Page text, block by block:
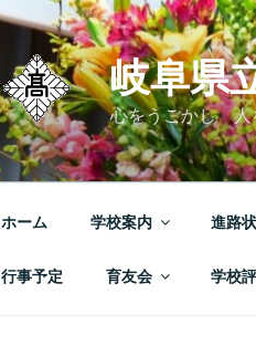
岐阜県
心をうごかし 人
ホーム 学校案内 進路
行事予定 育友会 学校